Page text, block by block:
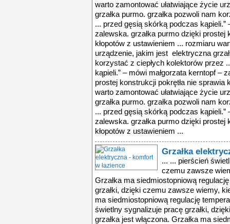
warto zamontować ułatwiające życie
grzałka purmo. grzałka pozwoli nam
... przed gęsią skórką podczas kąpieli.”
zalewska. grzałka purmo dzięki prostej
kłopotów z ustawieniem ... rozmiaru
urządzenie, jakim jest elektryczna
korzystać z ciepłych kolektorów przez
kąpieli.” – mówi małgorzata kerntopf –
prostej konstrukcji pokrętła nie sprawia
warto zamontować ułatwiające życie
grzałka purmo. grzałka pozwoli nam
... przed gęsią skórką podczas kąpieli.”
zalewska. grzałka purmo dzięki prostej
kłopotów z ustawieniem ...
Grzałka
... ... pierścień
czemu zawsze
Grzałka ma siedmiostopniową
grzałki, dzięki czemu zawsze wiemy,
ma siedmiostopniową regulację
świetlny sygnalizuje pracę grzałki,
grzałka jest włączona. Grzałka ma